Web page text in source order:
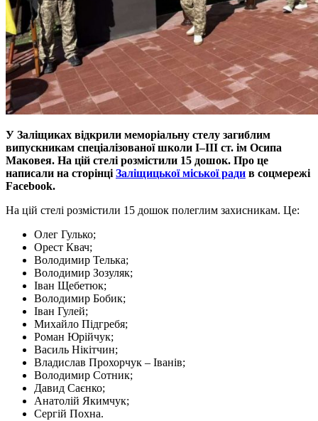
У Заліщиках відкрили меморіальну стелу загиблим
випускникам спеціалізованої школи І–ІІІ ст. ім Осипа
Маковея. На цій стелі розмістили 15 дошок. Про це
написали на сторінці Заліщицької міської ради в соцмережі
Facebook.
На цій стелі розмістили 15 дошок полеглим захисникам. Це:
Олег Гулько;
Орест Квач;
Володимир Телька;
Володимир Зозуляк;
Іван Щебетюк;
Володимир Бобик;
Іван Гулей;
Михайло Підгребя;
Роман Юрійчук;
Василь Нікітчин;
Владислав Прохорчук – Іванів;
Володимир Сотник;
Давид Саєнко;
Анатолій Якимчук;
Сергій Похна.